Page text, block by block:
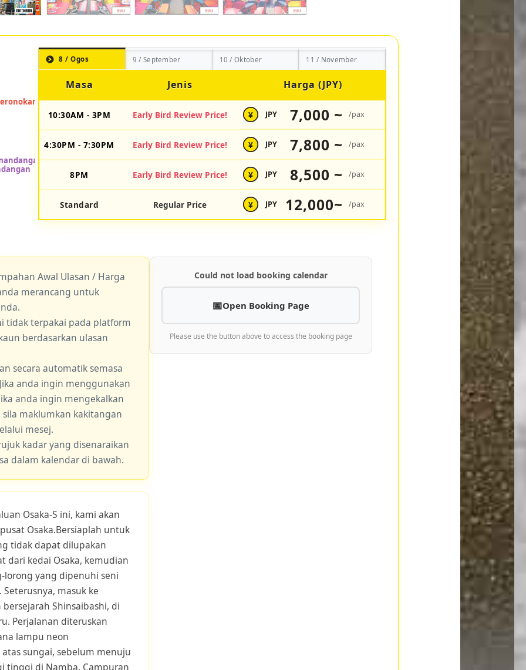
8 / Ogos 9 / September 10 / Oktober 11 / November
Masa Jenis Harga (JPY)
10:30AM - 3PM Early Bird Review Price! ¥ JPY 7,000 ~ /pax
4:30PM - 7:30PM Early Bird Review Price! ¥ JPY 7,800 ~ /pax
8PM Early Bird Review Price! ¥ JPY 8,500 ~ /pax
Standard Regular Price ¥ JPY 12,000~ /pax
Awal Ulasan / Harga
merancang untuk
tidak terpakai pada platform
berdasarkan ulasan
secara automatik semasa
anda ingin menggunakan
anda ingin mengekalkan
maklumkan kakitangan
mesej.
kadar yang disenaraikan
dalam kalendar di bawah.
Osaka-S ini, kami akan
Osaka.Bersiaplah untuk
tidak dapat dilupakan
dari kedai Osaka, kemudian
yang dipenuhi seni
masuk ke
Shinsaibashi, di
Perjalanan diteruskan
lampu neon
sungai, sebelum menuju
tinggi di Namba. Campuran
Could not load booking calendar
Open Booking Page
Please use the button above to access the booking page